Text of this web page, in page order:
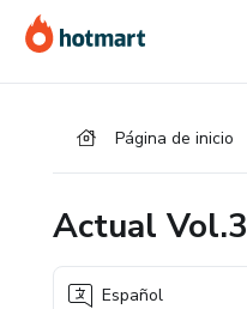
contenido
la
pie
Página de inicio
Actual Vol.3
Español